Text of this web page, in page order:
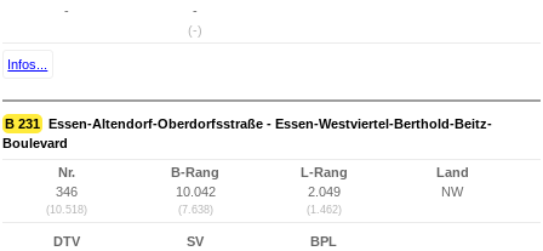
-
-
(-)
Infos...
B 231 Essen-Altendorf-Oberdorfsstraße - Essen-Westviertel-Berthold-Beitz-
Boulevard
Nr.
346
(10.518)
B-Rang
10.042
(7.638)
L-Rang
2.049
(1.462)
Land
NW
DTV
SV
BPL